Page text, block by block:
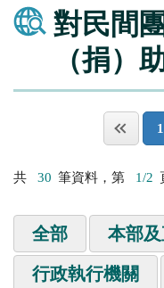
對民間
（捐）
1
共 30 筆資料，第 1/2
全部 本部
行政執行機關